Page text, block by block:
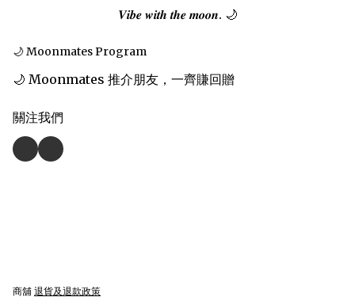
𝑽𝒊𝒃𝒆 𝒘𝒊𝒕𝒉 𝒕𝒉𝒆 𝒎𝒐𝒐𝒏. 🌙
🌙 Moonmates Program
🌙 Moonmates 推介朋友，一齊賺回贈
關注我們
商舖 退貨及退款政策